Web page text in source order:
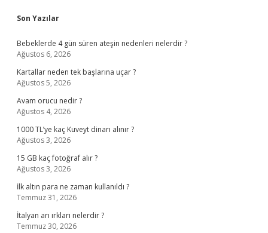
Sidebar
Son Yazılar
Bebeklerde 4 gün süren ateşin nedenleri nelerdir ?
Ağustos 6, 2026
Kartallar neden tek başlarına uçar ?
Ağustos 5, 2026
Avam orucu nedir ?
Ağustos 4, 2026
1000 TL’ye kaç Kuveyt dinarı alınır ?
Ağustos 3, 2026
15 GB kaç fotoğraf alır ?
Ağustos 3, 2026
İlk altın para ne zaman kullanıldı ?
Temmuz 31, 2026
İtalyan arı ırkları nelerdir ?
Temmuz 30, 2026